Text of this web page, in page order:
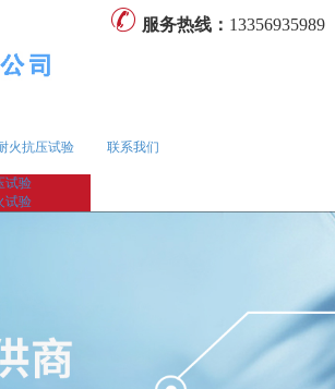
服务热线： 13356935989
火抗压试验
试验
试验
联系我们